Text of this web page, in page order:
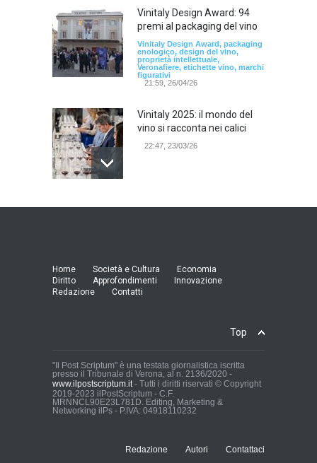
Vinitaly Design Award: 94
premi al packaging del vino
Vinitaly Design Award, packaging
enologico, design del vino,
proprietà intellettuale,
Veronafiere, etichette vino, marchi
figurativi
21:59, 26/04/26
Vinitaly 2025: il mondo del
vino si racconta nei calici
22:47, 23/03/26
Model Expo Italy 2025 a
21:25, 04/03/26
Verona Domani, aumenta il
In Memoria di Albino Perolo:
L'Uomo che ha reso
possibile il Parco delle Mura
Cronaca Locale: Veneto e Verona
Home Società e Cultura
Economia
Diritto
Approfondimenti
Innovazione
Redazione
Contatti
Top
"Il Post Scriptum" è una testata giornalistica iscritta
presso il Tribunale di Verona, al n. 2136/2020 -
www.ilpostscriptum.it- Tutti i diritti riservati © Copyright
2019-2023 ilPostScriptum - C.F.
MRNNCL90E23L781D. Editing, Marketing &
Networking ilPs - P.IVA: 04918110232
Redazione Autori Contattaci